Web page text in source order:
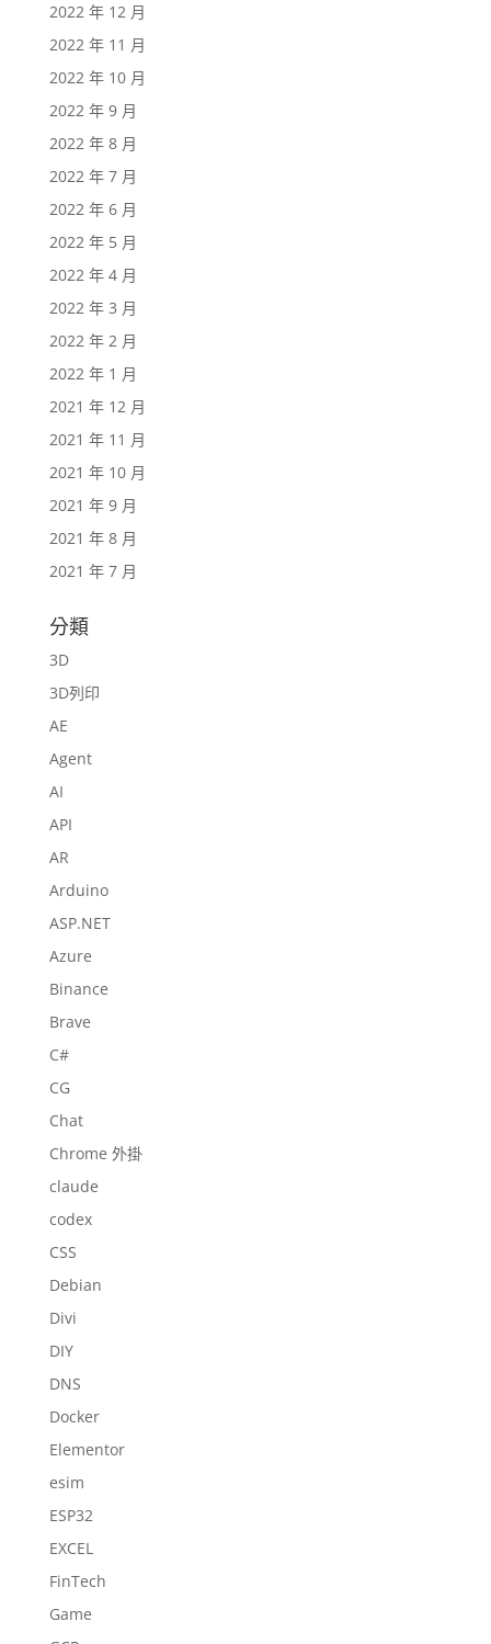
2022 年 12 月
2022 年 11 月
2022 年 10 月
2022 年 9 月
2022 年 8 月
2022 年 7 月
2022 年 6 月
2022 年 5 月
2022 年 4 月
2022 年 3 月
2022 年 2 月
2022 年 1 月
2021 年 12 月
2021 年 11 月
2021 年 10 月
2021 年 9 月
2021 年 8 月
2021 年 7 月
分類
3D
3D列印
AE
Agent
AI
API
AR
Arduino
ASP.NET
Azure
Binance
Brave
C#
CG
Chat
Chrome 外掛
claude
codex
CSS
Debian
Divi
DIY
DNS
Docker
Elementor
esim
ESP32
EXCEL
FinTech
Game